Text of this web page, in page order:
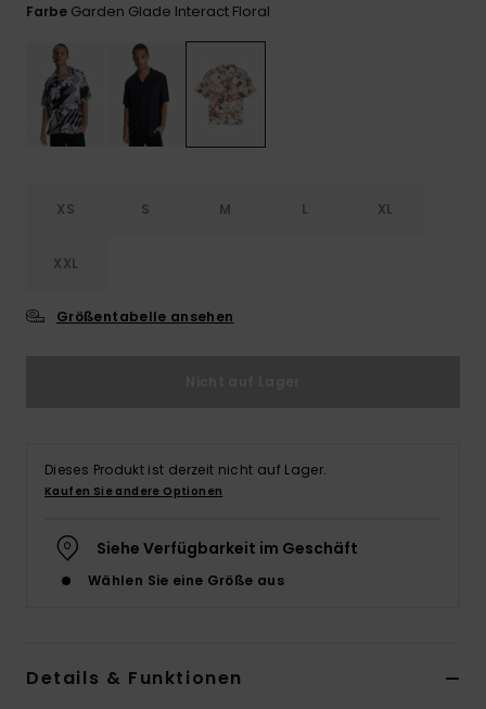
Farbe Garden Glade Interact Floral
XS S M L XL
XXL
Größentabelle ansehen
Dieses Produkt ist derzeit nicht auf Lager.
Kaufen Sie andere Optionen
Siehe Verfügbarkeit im Geschäft
Wählen Sie eine Größe aus
Details & Funktionen